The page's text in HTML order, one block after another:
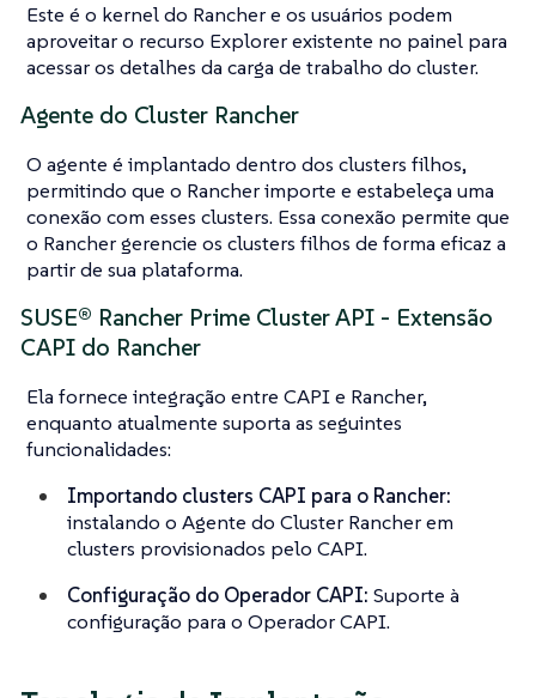
Este é o kernel do Rancher e os usuários podem
aproveitar o recurso Explorer existente no painel para
acessar os detalhes da carga de trabalho do cluster.
Agente do Cluster Rancher
O agente é implantado dentro dos clusters filhos,
permitindo que o Rancher importe e estabeleça uma
conexão com esses clusters. Essa conexão permite que
o Rancher gerencie os clusters filhos de forma eficaz a
partir de sua plataforma.
SUSE® Rancher Prime Cluster API - Extensão
CAPI do Rancher
Ela fornece integração entre CAPI e Rancher,
enquanto atualmente suporta as seguintes
funcionalidades:
Importando clusters CAPI para o Rancher:
instalando o Agente do Cluster Rancher em
clusters provisionados pelo CAPI.
Configuração do Operador CAPI: Suporte à
configuração para o Operador CAPI.